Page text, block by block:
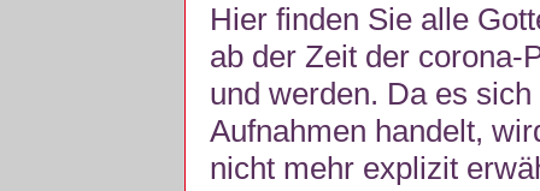
Hier finden Sie alle
ab der Zeit der corona-
und werden. Da es
Aufnahmen handelt,
nicht mehr explizit